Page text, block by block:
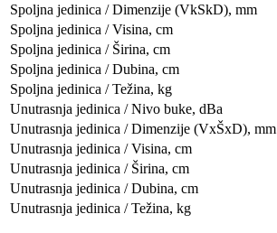
Spoljna jedinica / Dimenzije (VkSkD), mm
Spoljna jedinica / Visina, сm
Spoljna jedinica / Širina, сm
Spoljna jedinica / Dubina, сm
Spoljna jedinica / Težina, kg
Unutrasnja jedinica / Nivo buke, dBa
Unutrasnja jedinica / Dimenzije (VxŠxD), mm
Unutrasnja jedinica / Visina, сm
Unutrasnja jedinica / Širina, сm
Unutrasnja jedinica / Dubina, сm
Unutrasnja jedinica / Težina, kg